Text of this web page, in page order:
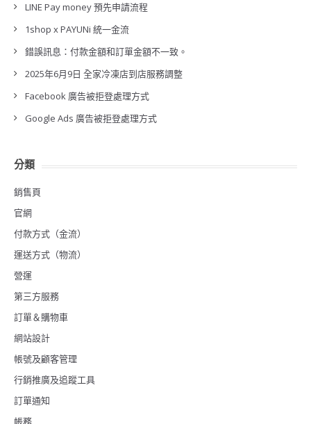
LINE Pay money 預先申請流程
1shop x PAYUNi 統一金流
錯誤訊息：付款金額和訂單金額不一致。
2025年6月9日 全家冷凍店到店服務調整
Facebook 廣告被拒登處理方式
Google Ads 廣告被拒登處理方式
分類
銷售頁
官網
付款方式（金流）
運送方式（物流）
營運
第三方服務
訂單＆購物車
網站設計
帳號及顧客管理
行銷推廣及追蹤工具
訂單通知
帳務